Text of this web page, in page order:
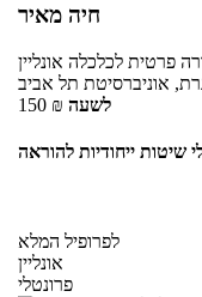
חיה מאיר
פרטית לכלכלה אונליין
אוניברסיטת תל אביב
150 ₪ לשעה
שיטות ייחודיות להוראה
לפרופיל המלא
אונליין
פרונטלי